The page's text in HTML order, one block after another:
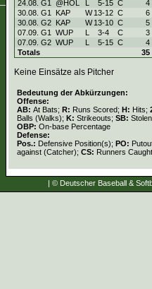
24.08. G1
@HOL L 5-15 C
4
30.08. G1
KAP W 13-12 C
6
30.08. G2 KAP W 13-10 C
5
07.09. G1
WUP L 3-4 C
3
07.09. G2 WUP L 5-15 C
4
Totals
35
Keine Einsätze als Pitcher
Bedeutung der Abkürzungen:
Offense:
AB: At Bats; R: Runs Scored; H: Hits;
Balls (Walks); K: Strikeouts; SB:
OBP: On-base Percentage
Defense:
Pos.: Defensive Position(s); PO:
against (Catcher); CS: Runners
| © Deutscher Baseball &